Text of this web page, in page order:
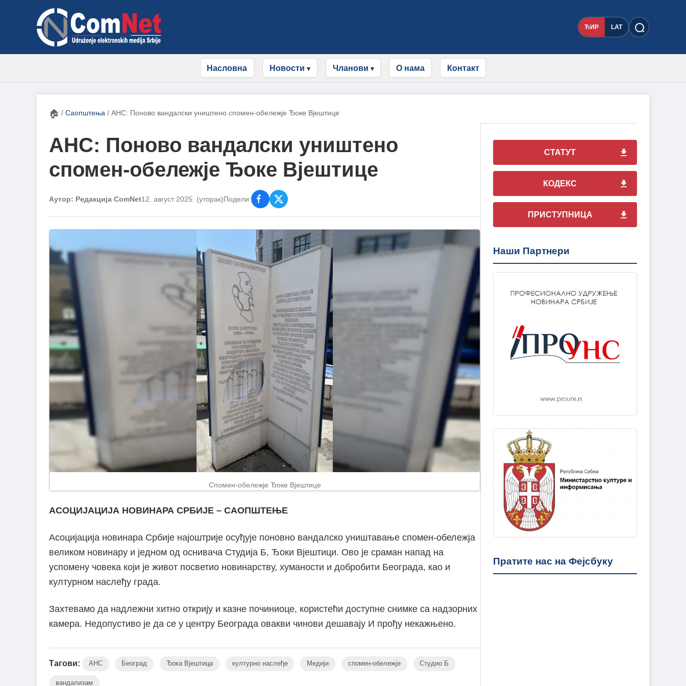
ЋИР LAT
Насловна Новости Чланови О нама Контакт
🏠 / Саопштења / АНС: Поново вандалски уништено спомен-обележје Ђоке Вјештице
АНС: Поново вандалски уништено
спомен-обележје Ђоке Вјештице
Аутор: Редакција ComNet12. август 2025. (уторак)Подели:
Спомен-обележје Ђоке Вјештице
АСОЦИЈАЦИЈА НОВИНАРА СРБИЈЕ – САОПШТЕЊЕ
Асоцијација новинара Србије најоштрије осуђује поновно вандалско уништавање спомен-обележја
великом новинару и једном од оснивача Студија Б, Ђоки Вјештици. Ово је сраман напад на
успомену човека који је живот посветио новинарству, хуманости и добробити Београда, као и
културном наслеђу града.
Захтевамо да надлежни хитно открију и казне починиоце, користећи доступне снимке са надзорних
камера. Недопустиво је да се у центру Београда овакви чинови дешавају И прођу некажњено.
Тагови: АНС Београд Ђока Вјештица културно наслеђе Медији спомен-обележје Студио Б
вандализам
СТАТУТ
КОДЕКС
ПРИСТУПНИЦА
Наши Партнери
Пратите нас на Фејсбуку